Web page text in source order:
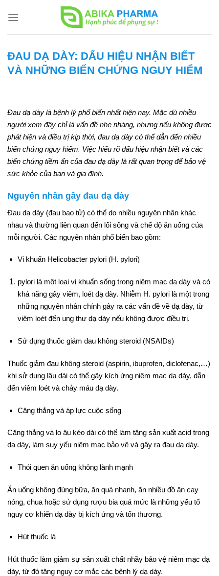
ĐAU DẠ DÀY: DẤU HIỆU NHẬN BIẾT
VÀ NHỮNG BIẾN CHỨNG NGUY HIỂM
Đau dạ dày là bệnh lý phổ biến nhất hiện nay. Mặc dù nhiều
người xem đây chỉ là vấn đề nhẹ nhàng, nhưng nếu không được
phát hiện và điều trị kịp thời, đau dạ dày có thể dẫn đến nhiều
biến chứng nguy hiểm. Việc hiểu rõ dấu hiệu nhận biết và các
biến chứng tiềm ẩn của đau dạ dày là rất quan trọng để bảo vệ
sức khỏe của bạn và gia đình.
Nguyên nhân gây đau dạ dày
Đau dạ dày (đau bao tử) có thể do nhiều nguyên nhân khác
nhau và thường liên quan đến lối sống và chế độ ăn uống của
mỗi người. Các nguyên nhân phổ biến bao gồm:
Vi khuẩn Helicobacter pylori (H. pylori)
pylori là một loại vi khuẩn sống trong niêm mạc dạ dày và có
khả năng gây viêm, loét dạ dày. Nhiễm H. pylori là một trong
những nguyên nhân chính gây ra các vấn đề về dạ dày, từ
viêm loét đến ung thư dạ dày nếu không được điều trị.
Sử dụng thuốc giảm đau không steroid (NSAIDs)
Thuốc giảm đau không steroid (aspirin, ibuprofen, diclofenac,…)
khi sử dụng lâu dài có thể gây kích ứng niêm mạc dạ dày, dẫn
đến viêm loét và chảy máu dạ dày.
Căng thẳng và áp lực cuộc sống
Căng thẳng và lo âu kéo dài có thể làm tăng sản xuất acid trong
dạ dày, làm suy yếu niêm mạc bảo vệ và gây ra đau dạ dày.
Thói quen ăn uống không lành mạnh
Ăn uống không đúng bữa, ăn quá nhanh, ăn nhiều đồ ăn cay
nóng, chua hoặc sử dụng rượu bia quá mức là những yếu tố
nguy cơ khiến dạ dày bị kích ứng và tổn thương.
Hút thuốc lá
Hút thuốc làm giảm sự sản xuất chất nhầy bảo vệ niêm mạc dạ
dày, từ đó tăng nguy cơ mắc các bệnh lý dạ dày.